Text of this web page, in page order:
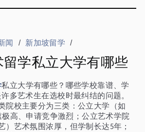
闻 / 新加坡留学 /
学私立大学有哪些
私立大学有哪些？哪些学校靠谱、学
多艺术生在选校时最纠结的问题。
院校主要分为三类：公立大学（如
极高、申请竞争激烈；公立艺术学院
）艺术氛围浓厚，但学制长达5年；